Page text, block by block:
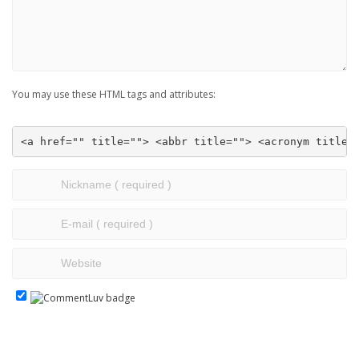
You may use these HTML tags and attributes:
<a href="" title=""> <abbr title=""> <acronym